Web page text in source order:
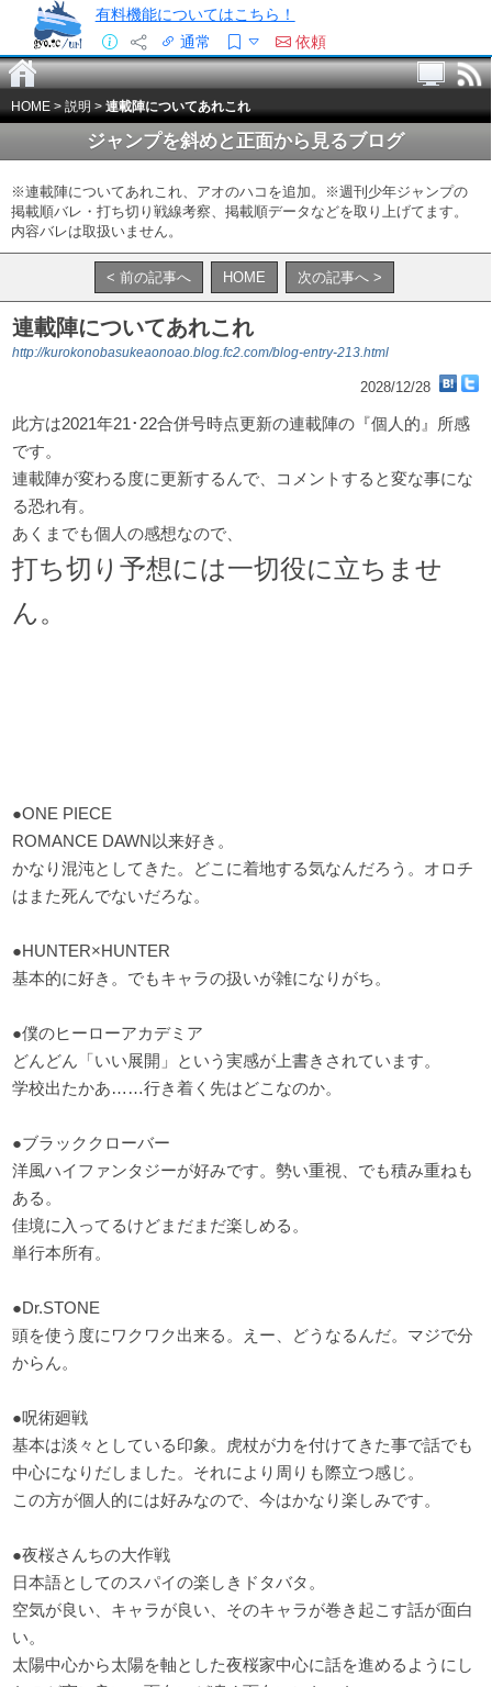
有料機能についてはこちら！
通常
依頼